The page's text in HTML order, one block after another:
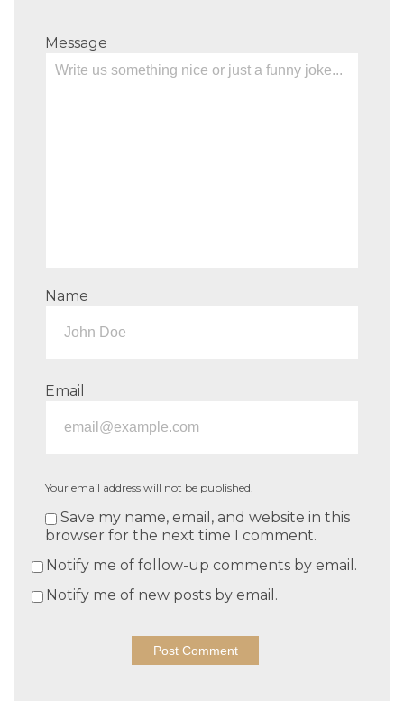
Message
Name
Email
Your email address will not be published.
Save my name, email, and website in this
browser for the next time I comment.
Notify me of follow-up comments by email.
Notify me of new posts by email.